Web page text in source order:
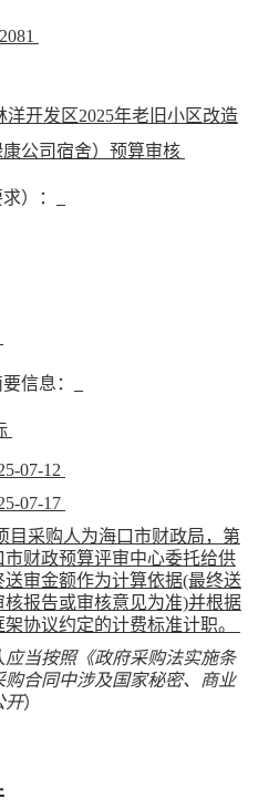
洋开发区2025年老旧小区改造
公司宿舍）预算审核
）：
信息：
07-12
07-17
目采购人为海口市财政局，第
财政预算评审中心委托给供
审金额作为计算依据(最终送
报告或审核意见为准)并根据
协议约定的计费标准计职。
应当按照《政府采购法实施条
合同中涉及国家秘密、商业
开）